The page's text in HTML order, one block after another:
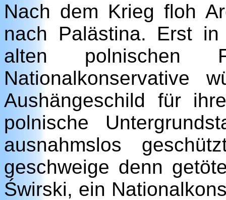
Nach dem Krieg floh
nach Palästina. Erst
alten polnischen
Nationalkonservative
Aushängeschild für
polnische
ausnahmslos
geschweige denn
Świrski, ein